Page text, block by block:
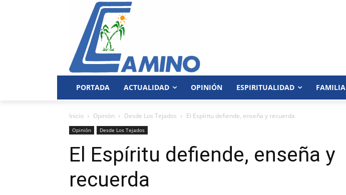
PORTADA ACTUALIDAD OPINIÓN ESPIRITUALIDAD FAMILIA
Inicio Opinión Desde Los Tejados El Espíritu defiende, enseña y recuerda
Opinión Desde Los Tejados
El Espíritu defiende, enseña y
recuerda